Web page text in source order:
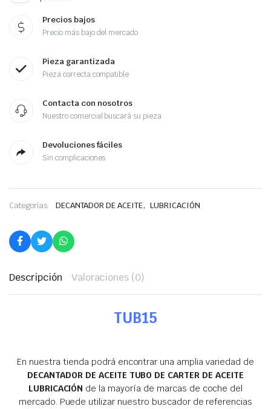
Precios bajos
Precio más bajo del mercado
Pieza garantizada
Pieza correcta compatible
Contacta con nosotros
Nuestro comercial buscará su pieza
Devoluciones fáciles
Sin complicaciones
Categorías: DECANTADOR DE ACEITE, LUBRICACIÓN
Descripción Valoraciones (0)
TUB15
En nuestra tienda podrá encontrar una amplia variedad de
DECANTADOR DE ACEITE TUBO DE CARTER DE ACEITE
LUBRICACIÓN de la mayoría de marcas de coche del
mercado. Puede utilizar nuestro buscador de referencias